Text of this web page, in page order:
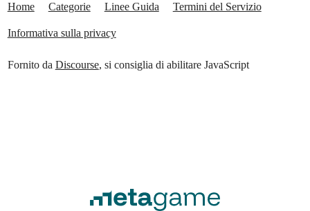
Home Categorie Linee Guida Termini del Servizio
Informativa sulla privacy
Fornito da Discourse, si consiglia di abilitare JavaScript